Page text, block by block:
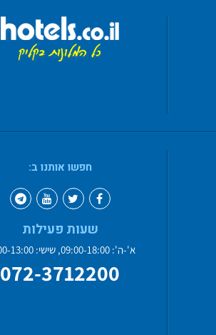
חפשו אותנו ב:
שעות פעילות
א'-ה': 09:00-18:00, שישי: 09:00-13:00
072-3712200